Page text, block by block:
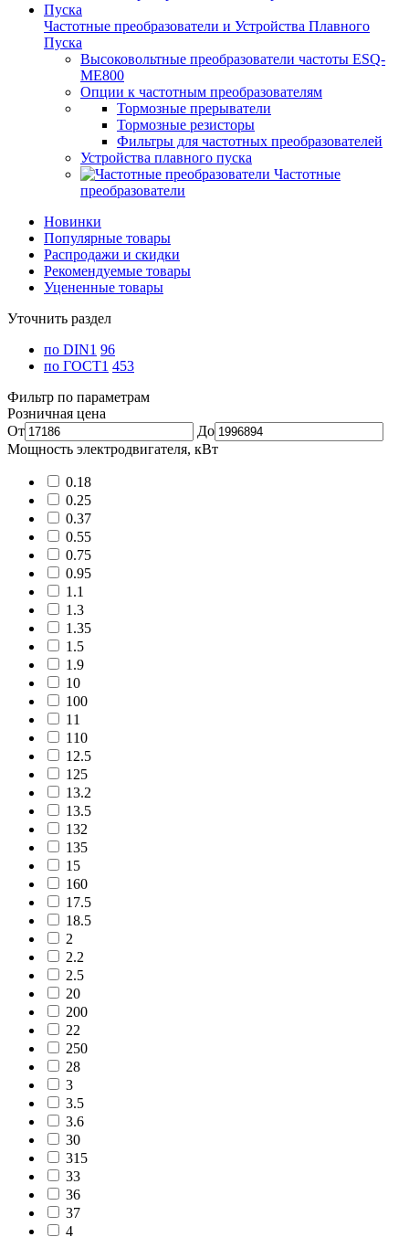
Частотные преобразователи и Устройства Плавного
Пуска
Высоковольтные преобразователи частоты ESQ-
ME800
Опции к частотным преобразователям
Тормозные прерыватели
Тормозные резисторы
Фильтры для частотных преобразователей
Устройства плавного пуска
Частотные
преобразователи
Новинки
Популярные товары
Распродажи и скидки
Рекомендуемые товары
Уцененные товары
Уточнить раздел
по DIN1 96
по ГОСТ1 453
Фильтр по параметрам
Розничная цена
От
До
Мощность электродвигателя, кВт
0.18
0.25
0.37
0.55
0.75
0.95
1.1
1.3
1.35
1.5
1.9
10
100
11
110
12.5
125
13.2
13.5
132
135
15
160
17.5
18.5
2
2.2
2.5
20
200
22
250
28
3
3.5
3.6
30
315
33
36
37
4